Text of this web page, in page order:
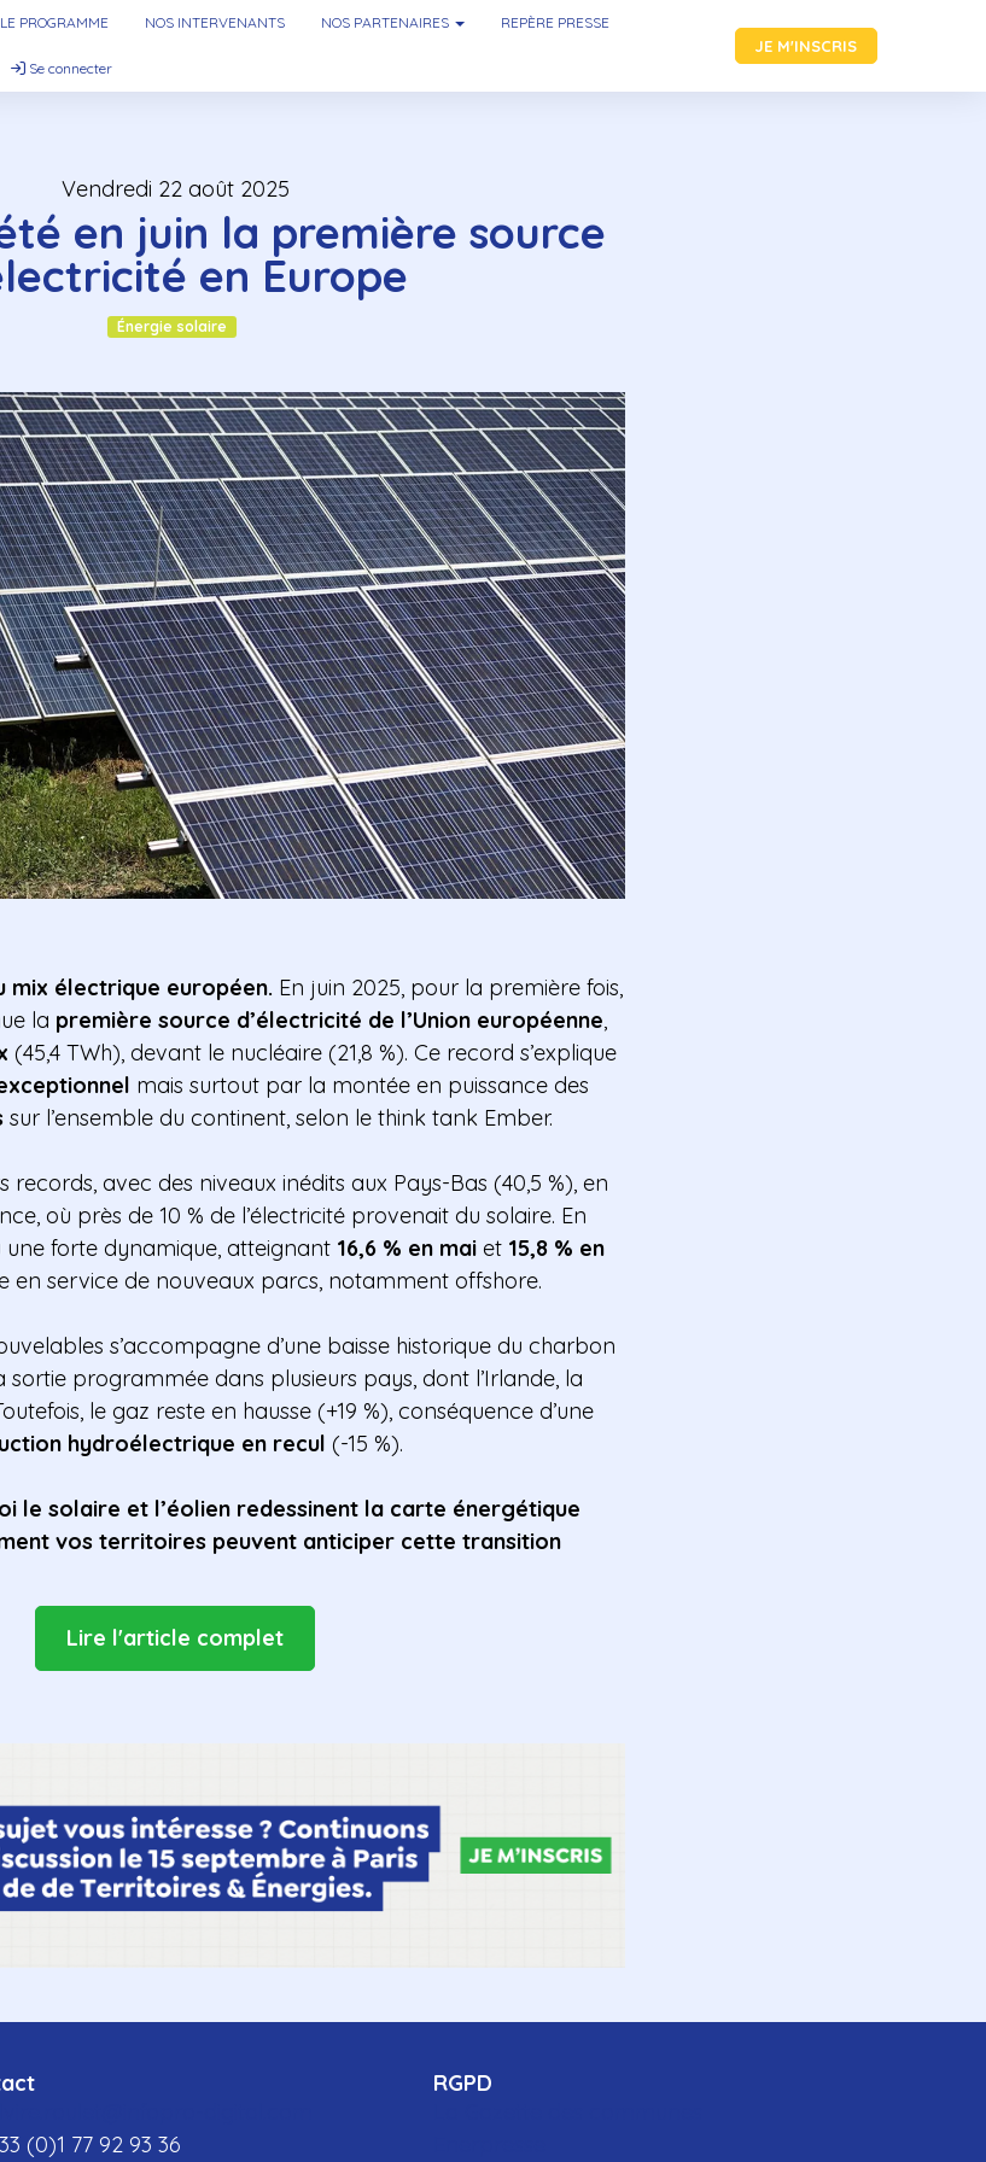
LE PROGRAMME NOS INTERVENANTS NOS PARTENAIRES REPÈRE PRESSE
Se connecter
JE M'INSCRIS
vendredi 22 août 2025
en juin la première source
en Europe
Énergie solaire
mix électrique européen. En juin 2025, pour la première fois,
la première source d’électricité de l’Union européenne,
(45,4 TWh), devant le nucléaire (21,8 %). Ce record s’explique
mais surtout par la montée en puissance des
sur l’ensemble du continent, selon le think tank Ember.
avec des niveaux inédits aux Pays-Bas (40,5 %), en
où près de 10 % de l’électricité provenait du solaire. En
une forte dynamique, atteignant 16,6 % en maiet 15,8 % en
en service de nouveaux parcs, notamment offshore.
s’accompagne d’une baisse historique du charbon
sortie programmée dans plusieurs pays, dont l’Irlande, la
le gaz reste en hausse (+19 %), conséquence d’une
hydroélectrique en recul (-15 %).
le solaire et l’éolien redessinent la carte énergétique
vos territoires peuvent anticiper cette transition
Lire l'article complet
(0)1 77 92 93 36
RGPD